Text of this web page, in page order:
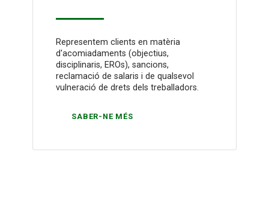
Representem clients en matèria
d'acomiadaments (objectius,
disciplinaris, EROs), sancions,
reclamació de salaris i de qualsevol
vulneració de drets dels treballadors.
SABER-NE MÉS